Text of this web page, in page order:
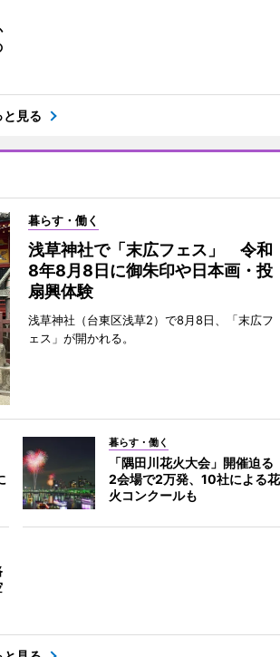
と見る
暮らす・働く
浅草神社で「末広フェス」 令和
8年8月8日に御朱印や日本画・投
扇興体験
浅草神社（台東区浅草2）で8月8日、「末広フ
ェス」が開かれる。
暮らす・働く
「隅田川花火大会」開催迫る
2会場で2万発、10社による花
火コンクールも